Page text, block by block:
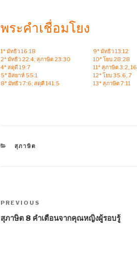
พระคำเชื่อมโยง
1* มัทธิว 16:18
2* มัทธิว 22:4; สุภาษิต 23:30
4* สดุดี 19:7
5* อิสยาห์ 55:1
8* มัทธิว 7:6; สดุดี 141:5
9* มัทธิว 13:12
10* โยบ 28:28
11* สุภาษิต 3:2, 16
12* โยบ 35:6, 7
13* สุภาษิต 7:11
CATEGORIES
สุภาษิต
Post
navigation
Previous
Post
PREVIOUS
สุภาษิต 8 คำเตือนจากคุณหญิงผู้รอบรู้